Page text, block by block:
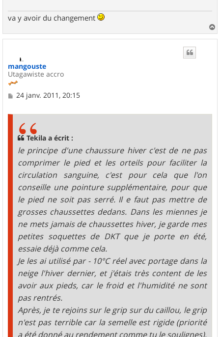
va y avoir du changement
a
mangouste
Utagawiste accro
M
24 janv. 2011, 20:15
Tekila a écrit :
le principe d'une chaussure hiver c'est de ne pas
comprimer le pied et les orteils pour faciliter la
circulation sanguine, c'est pour cela que l'on
conseille une pointure supplémentaire, pour que
le pied ne soit pas serré. Il e faut pas mettre de
grosses chaussettes dedans. Dans les miennes je
ne mets jamais de chaussettes hiver, je garde mes
petites soquettes de DKT que je porte en été,
essaie déjà comme cela.
Je les ai utilisé par - 10°C réel avec portage dans la
neige l'hiver dernier, et j'étais très content de les
avoir aux pieds, car le froid et l'humidité ne sont
pas rentrés.
Après, je te rejoins sur le grip sur du caillou, le grip
n'est pas terrible car la semelle est rigide (priorité
a été donné au rendement comme tu le soulignes),